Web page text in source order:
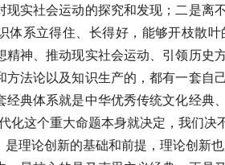
现实社会运动的探究和发现；二是
体系立得住、长得好，能够开枝散
精神、推动现实社会运动、引领历史
方法论以及知识生产的，都有一套
经典体系就是中华优秀传统文化经
化这个重大命题本身就决定，我们
理论创新的基础和前提，理论创新